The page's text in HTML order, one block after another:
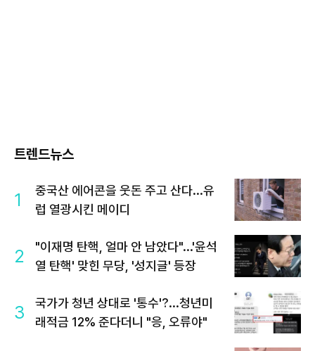
트렌드뉴스
1
중국산 에어콘을 웃돈 주고 산다...유
럽 열광시킨 메이디
2
"이재명 탄핵, 얼마 안 남았다"...'윤석
열 탄핵' 맞힌 무당, '성지글' 등장
3
국가가 청년 상대로 '통수'?...청년미
래적금 12% 준다더니 "응, 오류야"